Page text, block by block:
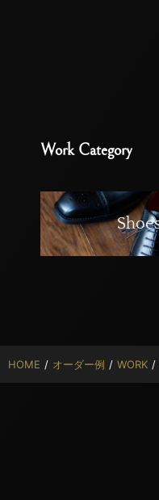
Work Category
HOME / オーダー例 / WORK /